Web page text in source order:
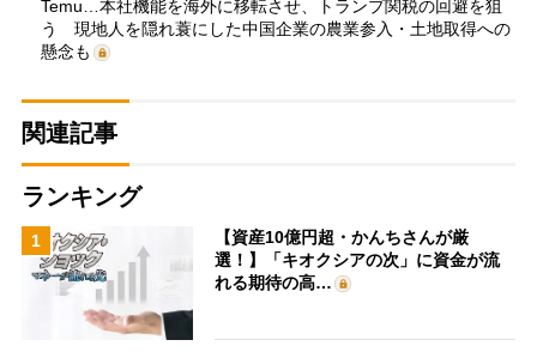
Temu…本社機能を海外に移転させ、トランプ関税の回避を狙
う 現地人を隠れ蓑にした中国企業の農業参入・土地取得への
懸念も
関連記事
ランキング
1
【資産10億円超・かんちさんが厳
選！】「キオクシアの次」に資金が流
れる期待の高…